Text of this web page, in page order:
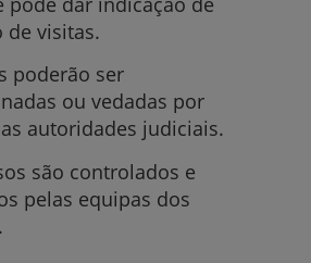
de visitas.
poderão ser
ou vedadas por
autoridades judiciais.
são controlados e
pelas equipas dos